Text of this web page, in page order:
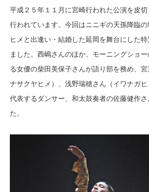
平成２５年１１月に宮崎行われた公演を皮
行われています。今回はニニギの天孫降臨
ヒメと出逢い・結婚した延岡を舞台にした
ました。西嶋さんのほか、モーニングショ
る女優の柴田美保子さんが語り部を務め、
ナサクヤヒメ）、浅野瑞穂さん（イワナガ
代表するダンサー、和太鼓奏者の佐藤健作
た。